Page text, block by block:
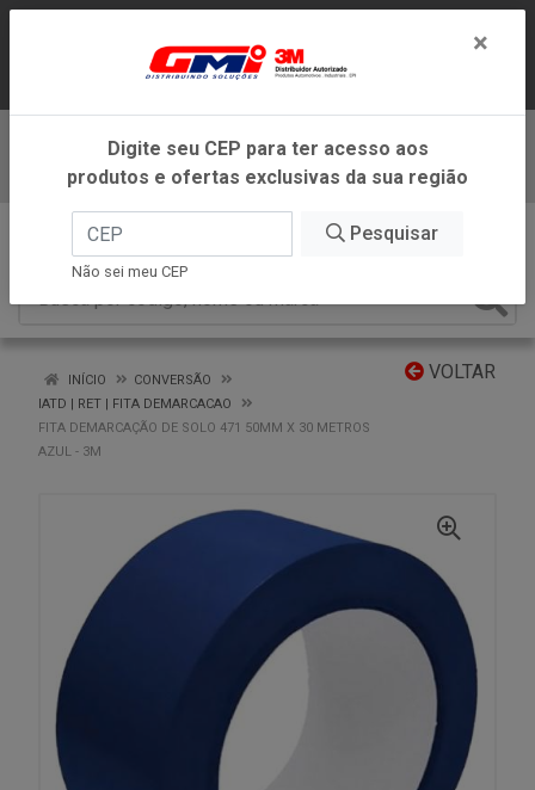
ATENDIMENTO DENTRO DO ESTADO DE
MINAS GERAIS.
Baixe já nosso APP
VOLTAR
INÍCIO
CONVERSÃO
IATD | RET | FITA DEMARCACAO
FITA DEMARCAÇÃO DE SOLO 471 50MM X 30 METROS
AZUL - 3M
×
Digite seu CEP para ter acesso aos
produtos e ofertas exclusivas da sua região
Pesquisar
Não sei meu CEP